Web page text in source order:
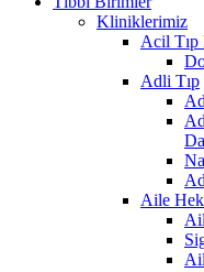
Kliniklerimiz
Acil
Adli Tıp
Aile